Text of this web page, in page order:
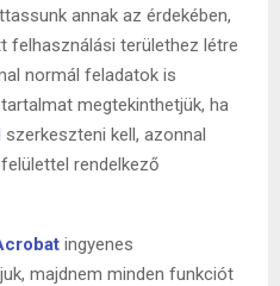
annak az érdekében,
felhasználási területhez létre
normál feladatok is
megtekinthetjük, ha
szerkeszteni kell, azonnal
rendelkező
ingyenes
majdnem minden funkciót